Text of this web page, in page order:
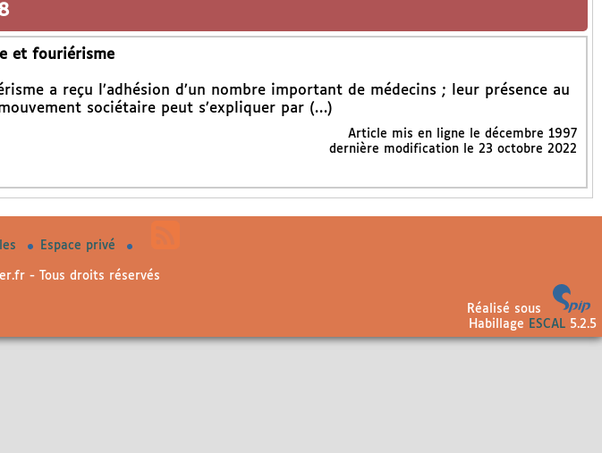
et fouriérisme
a reçu l’adhésion d’un nombre important de médecins ; leur présence au
sociétaire peut s’expliquer par (…)
Article mis en ligne le décembre 1997
dernière modification le 23 octobre 2022
Espace privé
- Tous droits réservés
Réalisé sous
Habillage
ESCAL5.2.5